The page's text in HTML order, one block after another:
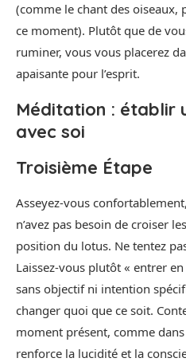
(comme le chant des
ce moment). Plutôt que de
ruminer, vous vous placerez
apaisante pour l’esprit.
Méditation : établir
avec soi
Troisième Étape
Asseyez-vous
n’avez pas besoin de croiser
position du lotus. Ne tentez
Laissez-vous plutôt « entrer
sans objectif ni intention
changer quoi que ce soit.
moment présent, comme
renforce la lucidité et la